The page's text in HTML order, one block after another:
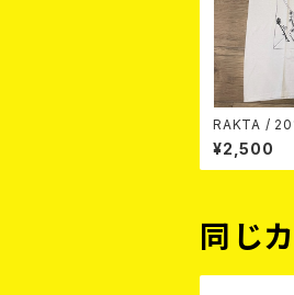
RAKTA /
¥2,500
同じ